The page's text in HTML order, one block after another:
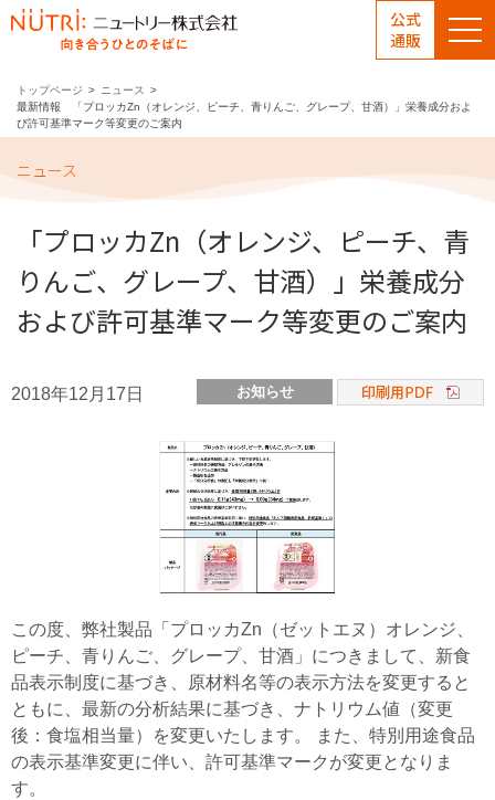
公式
通販
トップページ
ニュース
最新情報 「プロッカZn（オレンジ、ピーチ、青りんご、グレープ、甘酒）」栄養成分およ
び許可基準マーク等変更のご案内
ニュース
「プロッカZn（オレンジ、ピーチ、青
りんご、グレープ、甘酒）」栄養成分
および許可基準マーク等変更のご案内
2018年12月17日 お知らせ
この度、弊社製品「プロッカZn（ゼットエヌ）オレンジ、
ピーチ、青りんご、グレープ、甘酒」につきまして、新食
品表示制度に基づき、原材料名等の表示方法を変更すると
ともに、最新の分析結果に基づき、ナトリウム値（変更
後：食塩相当量）を変更いたします。 また、特別用途食品
の表示基準変更に伴い、許可基準マークが変更となりま
す。